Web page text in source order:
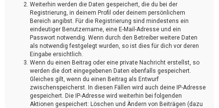
Weiterhin werden die Daten gespeichert, die du bei der
Registrierung, in deinem Profil oder deinem persönlichem
Bereich angibst. Für die Registrierung sind mindestens ein
eindeutiger Benutzername, eine E-Mail-Adresse und ein
Passwort notwendig. Wenn durch den Betreiber weitere Daten
als notwendig festgelegt wurden, so ist dies für dich vor deren
Eingabe ersichtlich.
Wenn du einen Beitrag oder eine private Nachricht erstellst, so
werden die dort eingegebenen Daten ebenfalls gespeichert.
Gleiches gilt, wenn du einen Beitrag als Entwurf
zwischenspeicherst. In diesen Fällen wird auch deine IP-Adresse
gespeichert. Die IP-Adresse wird weiterhin bei folgenden
Aktionen gespeichert: Löschen und Ändern von Beiträgen (dazu